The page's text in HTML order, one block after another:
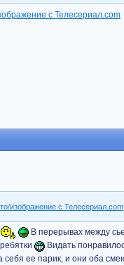
В перерывах между
Видать
себя ее парик, и они оба